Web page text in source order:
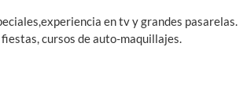
en tv y grandes pasarelas.
cursos de auto-maquillajes.